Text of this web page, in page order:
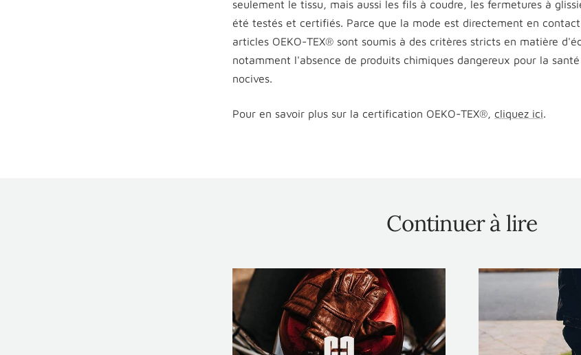
seulement le tissu, mais aussi les fils à coudre, les fermetures à
été testés et certifiés. Parce que la mode est directement en
articles OEKO-TEX® sont soumis à des critères stricts en matière
notamment l'absence de produits chimiques dangereux pour la
nocives.
Pour en savoir plus sur la certification OEKO-TEX®, cliquez ici.
Continuer à lire